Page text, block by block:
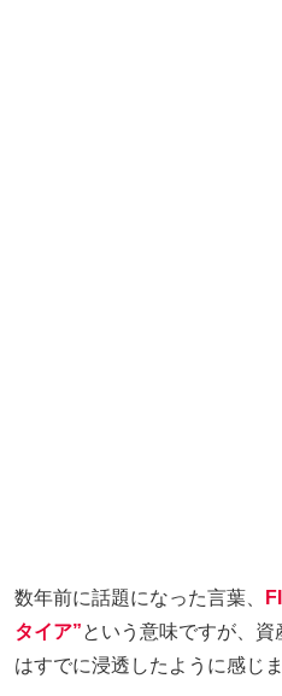
数年前に話題になった言葉、
タイア”という意味ですが、
はすでに浸透したように感じま